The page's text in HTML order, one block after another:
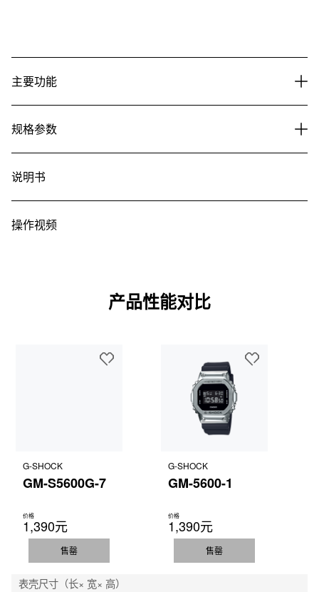
主要功能
规格参数
说明书
操作视频
产品性能对比
G-SHOCK
GM-S5600G-7
价格
1,390元
售罄
G-SHOCK
GM-5600-1
价格
1,390元
售罄
表壳尺寸（长× 宽× 高）